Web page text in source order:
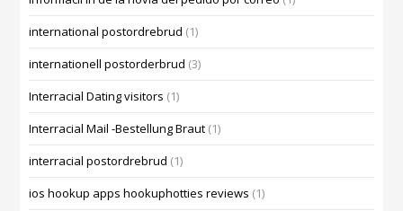
international postordrebrud (1)
internationell postorderbrud (3)
Interracial Dating visitors (1)
Interracial Mail -Bestellung Braut (1)
interracial postordrebrud (1)
ios hookup apps hookuphotties reviews (1)